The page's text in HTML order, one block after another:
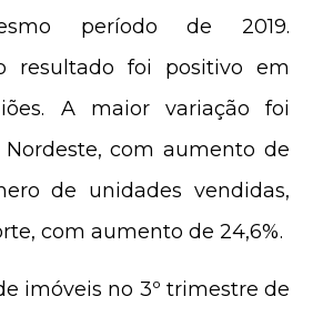
período de 2019.
resultado foi positivo em
A maior variação foi
com aumento de
de unidades vendidas,
com aumento de 24,6%.
imóveis no 3º trimestre de